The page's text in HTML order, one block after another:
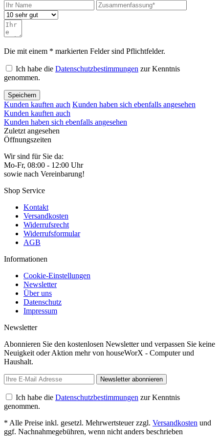
Die mit einem * markierten Felder sind Pflichtfelder.
Ich habe die Datenschutzbestimmungen zur Kenntnis
genommen.
Speichern
Kunden kauften auch Kunden haben sich ebenfalls angesehen
Kunden kauften auch
Kunden haben sich ebenfalls angesehen
Zuletzt angesehen
Öffnungszeiten
Wir sind für Sie da:
Mo-Fr, 08:00 - 12:00 Uhr
sowie nach Vereinbarung!
Shop Service
Kontakt
Versandkosten
Widerrufsrecht
Widerrufsformular
AGB
Informationen
Cookie-Einstellungen
Newsletter
Über uns
Datenschutz
Impressum
Newsletter
Abonnieren Sie den kostenlosen Newsletter und verpassen Sie keine
Neuigkeit oder Aktion mehr von houseWorX - Computer und
Haushalt.
Newsletter abonnieren
Ich habe die Datenschutzbestimmungen zur Kenntnis
genommen.
* Alle Preise inkl. gesetzl. Mehrwertsteuer zzgl. Versandkosten und
ggf. Nachnahmegebühren, wenn nicht anders beschrieben